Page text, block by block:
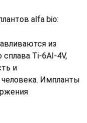
alfa bio:
из
Ti-6AI-4V,
и
Импланты